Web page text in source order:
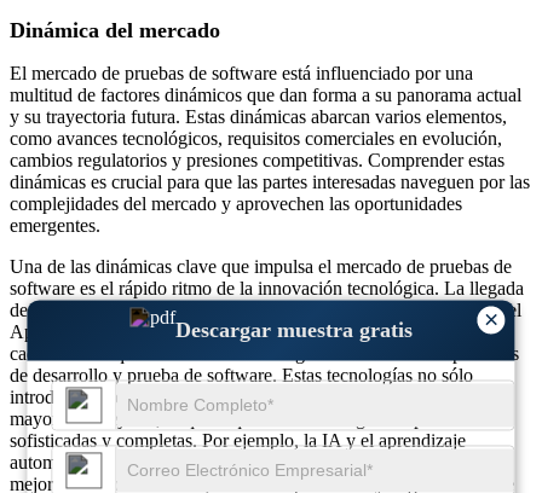
×
Descargar muestra gratis
Dinámica del mercado
El mercado de pruebas de software está influenciado por una
multitud de factores dinámicos que dan forma a su panorama actual
y su trayectoria futura. Estas dinámicas abarcan varios elementos,
como avances tecnológicos, requisitos comerciales en evolución,
cambios regulatorios y presiones competitivas. Comprender estas
dinámicas es crucial para que las partes interesadas naveguen por las
complejidades del mercado y aprovechen las oportunidades
emergentes.
Una de las dinámicas clave que impulsa el mercado de pruebas de
software es el rápido ritmo de la innovación tecnológica. La llegada
de tecnologías de vanguardia como la Inteligencia Artificial (IA), el
Aprendizaje Automático (ML), el Internet de las Cosas (IoT) y la
cadena de bloques ha transformado significativamente los procesos
de desarrollo y prueba de software. Estas tecnologías no sólo
introducen nuevas funcionalidades sino que también generan una
mayor complejidad, lo que requiere metodologías de prueba más
sofisticadas y completas. Por ejemplo, la IA y el aprendizaje
automático se están integrando en herramientas de prueba para
mejorar la automatización, el análisis predictivo y la generación de